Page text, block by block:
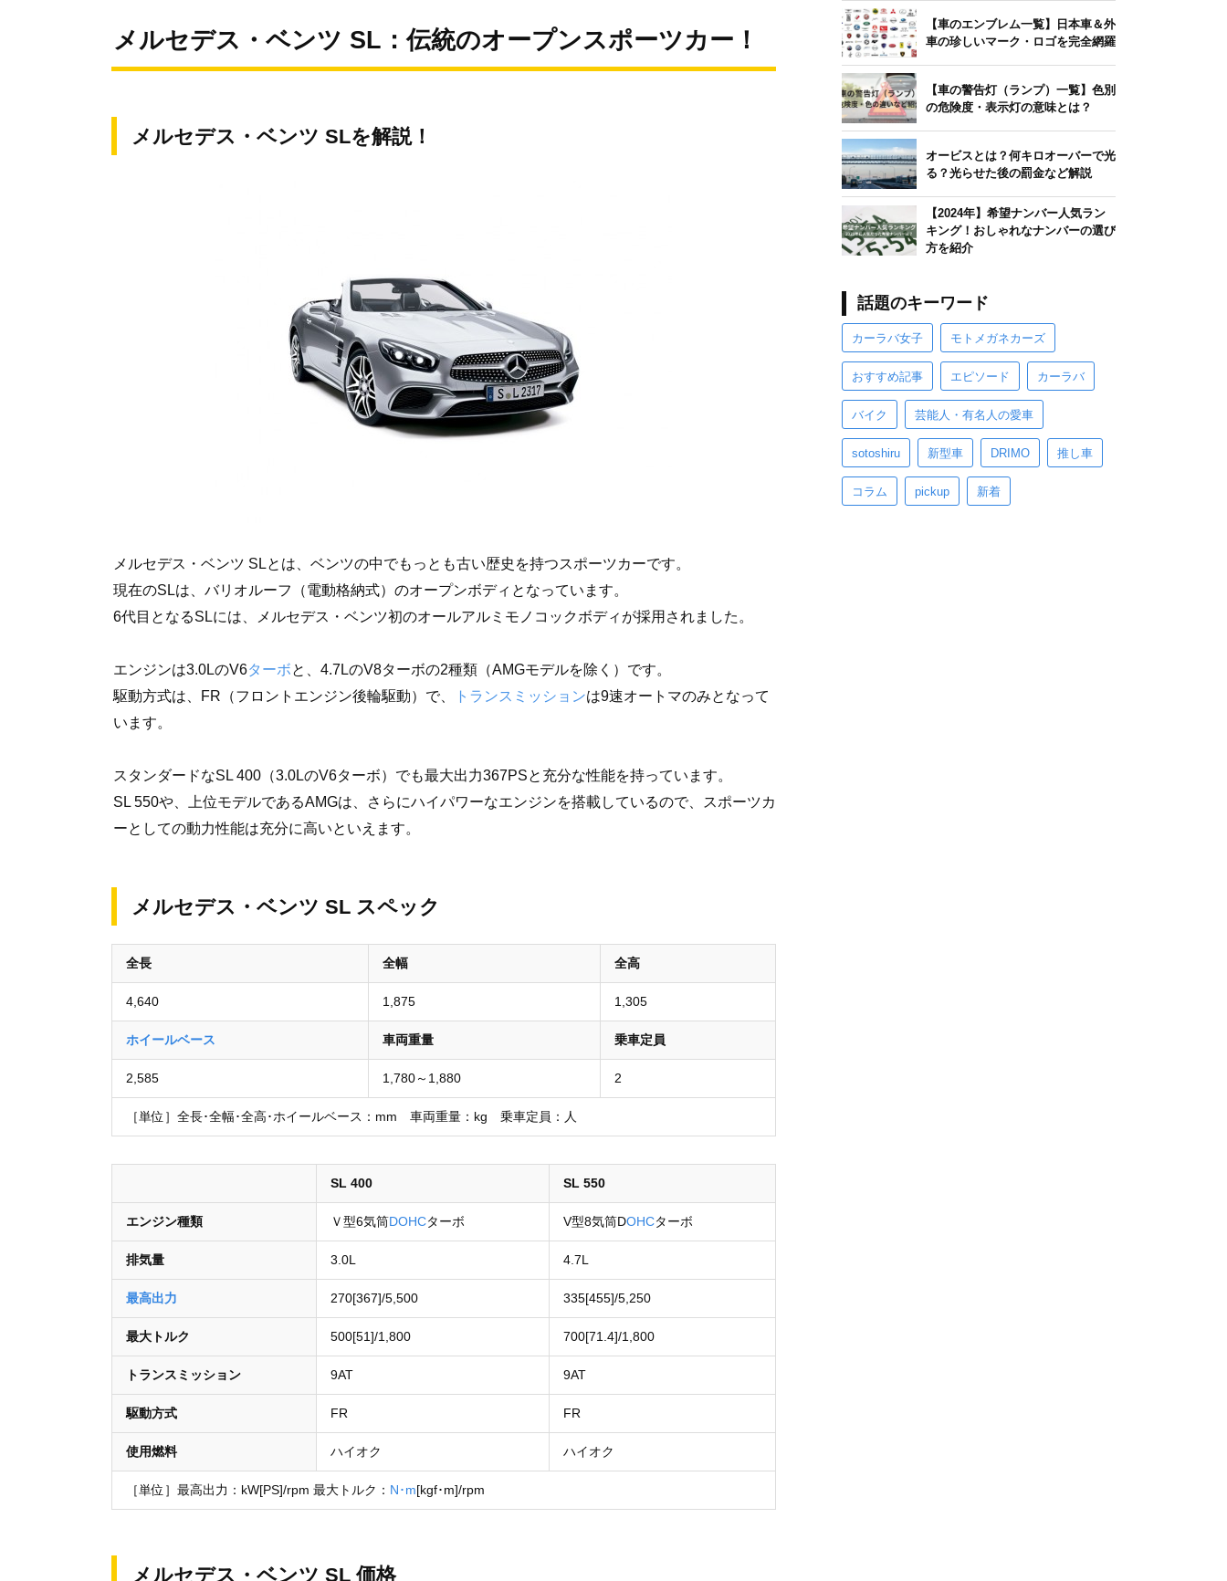
メルセデス・ベンツ SL：伝統のオープンスポーツカー！
メルセデス・ベンツ SLを解説！
メルセデス・ベンツ SLとは、ベンツの中でもっとも古い歴史を持つスポーツカーです。
現在のSLは、バリオルーフ（電動格納式）のオープンボディとなっています。
6代目となるSLには、メルセデス・ベンツ初のオールアルミモノコックボディが採用されました。
エンジンは3.0LのV6ターボと、4.7LのV8ターボの2種類（AMGモデルを除く）です。
駆動方式は、FR（フロントエンジン後輪駆動）で、
トランスミッションは9速オートマのみとなって
います。
スタンダードなSL 400（3.0LのV6ターボ）でも最大出力367PSと充分な性能を持っています。
SL 550や、上位モデルであるAMGは、さらにハイパワーなエンジンを搭載しているので、スポーツカ
ーとしての動力性能は充分に高いといえます。
メルセデス・ベンツ SL スペック
全長 全幅 全高
4,640 1,875 1,305
ホイールベース 車両重量 乗車定員
2,585 1,780～1,880 2
［単位］全長･全幅･全高･ホイールベース：mm 車両重量：kg 乗車定員：人
SL 400 SL 550
エンジン種類 Ｖ型6気筒DOHCターボ V型8気筒DOHCターボ
排気量 3.0L 4.7L
最高出力 270[367]/5,500 335[455]/5,250
最大トルク 500[51]/1,800 700[71.4]/1,800
トランスミッション 9AT 9AT
駆動方式 FR FR
使用燃料 ハイオク ハイオク
［単位］最高出力：kW[PS]/rpm 最大トルク： N･m[kgf･m]/rpm
メルセデス・ベンツ SL 価格
【車のエンブレム一覧】日本車＆外
車の珍しいマーク・ロゴを完全網羅
【車の警告灯（ランプ）一覧】色別
の危険度・表示灯の意味とは？
オービスとは？何キロオーバーで光
る？光らせた後の罰金など解説
【2024年】希望ナンバー人気ラン
キング！おしゃれなナンバーの選び
方を紹介
話題のキーワード
カーラバ女子 モトメガネカーズ
おすすめ記事 エピソード カーラバ
バイク 芸能人・有名人の愛車
sotoshiru 新型車 DRIMO 推し車
コラム pickup 新着